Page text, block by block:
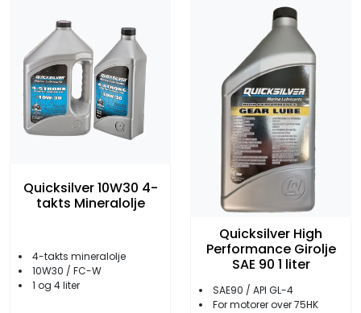
Quicksilver 10W30 4-
takts Mineralolje
4-takts mineralolje
10W30 / FC-W
1 og 4 liter
Quicksilver High
Performance Girolje
SAE 90 1 liter
SAE90 / API GL-4
For motorer over 75HK